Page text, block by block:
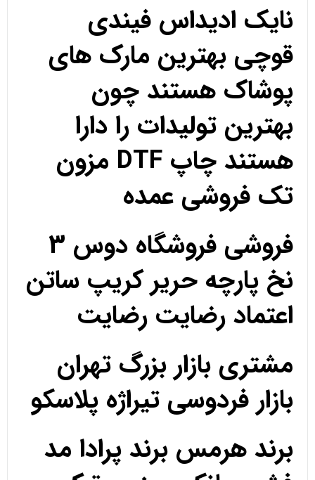
نایک ادیداس فیندی
قوچی بهترین مارک های
پوشاک هستند چون
بهترین تولیدات را دارا
هستند چاپ DTF مزون
تک فروشی عمده
فروشی فروشگاه دوس 3
نخ پارچه حریر کریپ ساتن
اعتماد رضایت رضایت
مشتری بازار بزرگ تهران
بازار فردوسی تیراژه پلاسکو
برند هرمس برند پرادا مد